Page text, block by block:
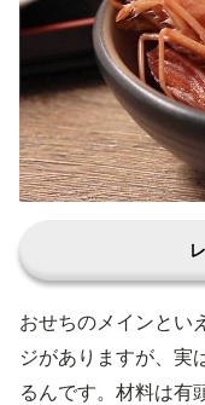
おせちのメインとい
ジがありますが、実
るんです。材料は有